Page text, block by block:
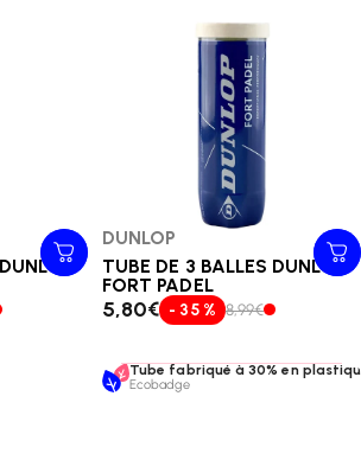
Distributeur:
DUNLOP
TUBE DE 3 BALLES DUNLOP
FORT PADEL
5,80€ - 35 % 8,99€
Tube fabriqué à 30% en
Ecobadge